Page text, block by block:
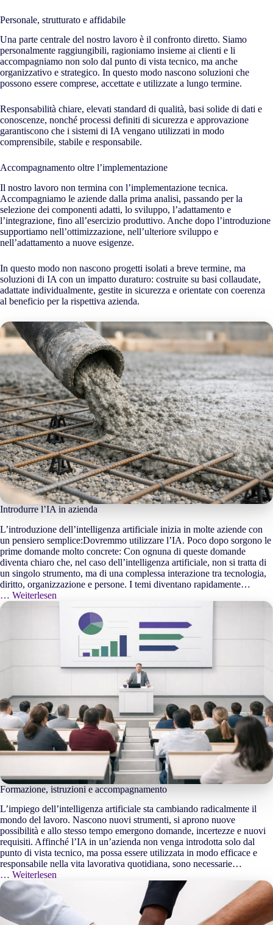
Personale, strutturato e affidabile
Una parte centrale del nostro lavoro è il confronto diretto. Siamo
personalmente raggiungibili, ragioniamo insieme ai clienti e li
accompagniamo non solo dal punto di vista tecnico, ma anche
organizzativo e strategico. In questo modo nascono soluzioni che
possono essere comprese, accettate e utilizzate a lungo termine.
Responsabilità chiare, elevati standard di qualità, basi solide di dati e
conoscenze, nonché processi definiti di sicurezza e approvazione
garantiscono che i sistemi di IA vengano utilizzati in modo
comprensibile, stabile e responsabile.
Accompagnamento oltre l’implementazione
Il nostro lavoro non termina con l’implementazione tecnica.
Accompagniamo le aziende dalla prima analisi, passando per la
selezione dei componenti adatti, lo sviluppo, l’adattamento e
l’integrazione, fino all’esercizio produttivo. Anche dopo l’introduzione
supportiamo nell’ottimizzazione, nell’ulteriore sviluppo e
nell’adattamento a nuove esigenze.
In questo modo non nascono progetti isolati a breve termine, ma
soluzioni di IA con un impatto duraturo: costruite su basi collaudate,
adattate individualmente, gestite in sicurezza e orientate con coerenza
al beneficio per la rispettiva azienda.
Introdurre l’IA in azienda
L’introduzione dell’intelligenza artificiale inizia in molte aziende con
un pensiero semplice:Dovremmo utilizzare l’IA. Poco dopo sorgono le
prime domande molto concrete: Con ognuna di queste domande
diventa chiaro che, nel caso dell’intelligenza artificiale, non si tratta di
un singolo strumento, ma di una complessa interazione tra tecnologia,
diritto, organizzazione e persone. I temi diventano rapidamente…
… Weiterlesen
Formazione, istruzioni e accompagnamento
L’impiego dell’intelligenza artificiale sta cambiando radicalmente il
mondo del lavoro. Nascono nuovi strumenti, si aprono nuove
possibilità e allo stesso tempo emergono domande, incertezze e nuovi
requisiti. Affinché l’IA in un’azienda non venga introdotta solo dal
punto di vista tecnico, ma possa essere utilizzata in modo efficace e
responsabile nella vita lavorativa quotidiana, sono necessarie…
… Weiterlesen